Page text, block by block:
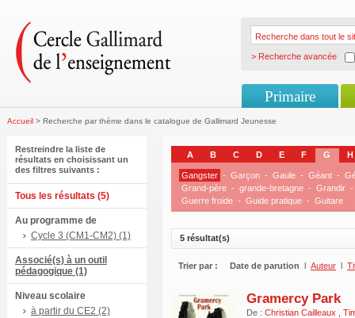
> Recherche avancée
Primaire
Accueil > Recherche par théme dans le catalogue de Gallimard Jeunesse
Restreindre la liste de
résultats en choisissant un
des filtres suivants :
Tous les résultats (5)
Au programme de
Cycle 3 (CM1-CM2) (1)
Associé(s) à un outil
pédagogique (1)
Niveau scolaire
à partir du CE2 (2)
A B C D E F G H
Gangster - Garçon - Gaule - Géant -
Grand-père - grande-bretagne - Grandir -
Guerre froide - Guide pratique - Guitare
5 résultat(s)
Trier par : Date de parution l Auteur l
Gramercy Park
De : Christian Cailleaux